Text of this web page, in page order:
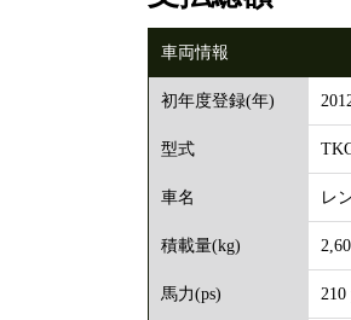
車両情報
初年度登録(年)
型式
車名 レ
積載量(kg)
馬力(ps) 210